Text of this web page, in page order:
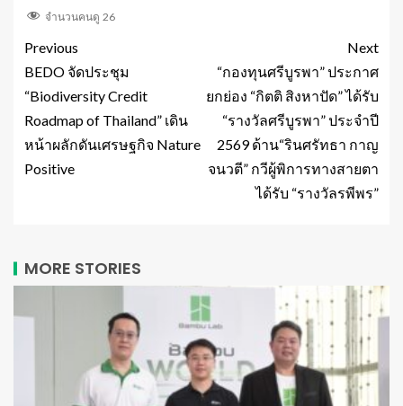
จำนวนคนดู 26
Previous
BEDO จัดประชุม
“Biodiversity Credit
Roadmap of Thailand” เดิน
หน้าผลักดันเศรษฐกิจ Nature
Positive
Next
“กองทุนศรีบูรพา” ประกาศ
ยกย่อง “กิตติ สิงหาปัด” ได้รับ
“รางวัลศรีบูรพา” ประจำปี
2569 ด้าน“รินศรัทธา กาญ
จนวตี” กวีผู้พิการทางสายตา
ได้รับ “รางวัลรพีพร”
MORE STORIES